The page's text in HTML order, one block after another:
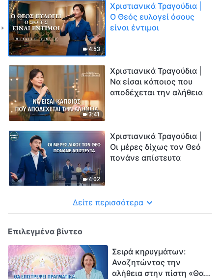
4:53
Χριστιανικά Τραγούδια |
Ο Θεός ευλογεί όσους
είναι έντιμοι
3:41
Χριστιανικά Τραγούδια |
Να είσαι κάποιος που
αποδέχεται την αλήθεια
4:02
Χριστιανικά Τραγούδια |
Οι μέρες δίχως τον Θεό
πονάνε απίστευτα
Δείτε περισσότερα
Επιλεγμένα βίντεο
Σειρά κηρυγμάτων:
Αναζητώντας την
αλήθεια στην πίστη «Θα